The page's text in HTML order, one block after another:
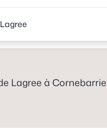
Lagree
Lagree à